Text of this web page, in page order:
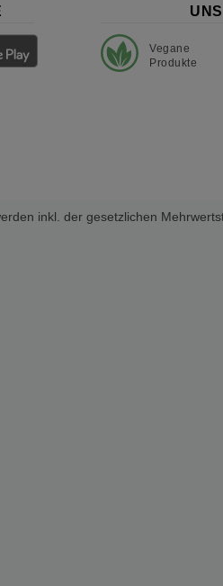
Vegane
Produkte
inkl. der gesetzlichen